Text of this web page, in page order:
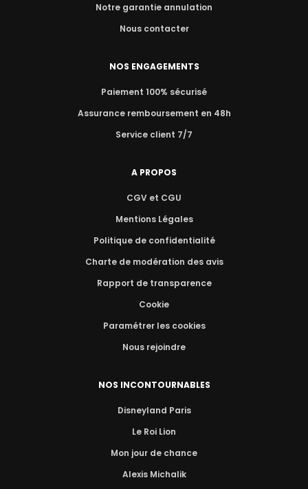
Notre garantie annulation
Nous contacter
NOS ENGAGEMENTS
Paiement 100% sécurisé
Assurance remboursement en 48h
Service client 7/7
A PROPOS
CGV et CGU
Mentions Légales
Politique de confidentialité
Charte de modération des avis
Rapport de transparence
Cookie
Paramétrer les cookies
Nous rejoindre
NOS INCONTOURNABLES
Disneyland Paris
Le Roi Lion
Mon jour de chance
Alexis Michalik